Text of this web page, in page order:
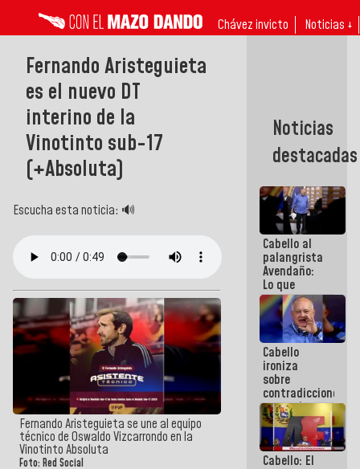
Chávez invicto Noticias ↓
Fernando Aristeguieta
es el nuevo DT
interino de la
Vinotinto sub-17
(+Absoluta)
Escucha esta noticia: 🔊
Fernando Aristeguieta se une al equipo
técnico de Oswaldo Vizcarrondo en la
Vinotinto Absoluta
Foto: Red Social
Noticias
destacadas
Cabello al
palangrista
Avendaño:
Lo que
vayas a
escribir
hazlo hoy
por que no
sabemos si
la semana
que viene
hay
programa
Cabello
ironiza
sobre
contradicciones
y mentiras
de María
Machado:
¡Créanle!
Cabello: El